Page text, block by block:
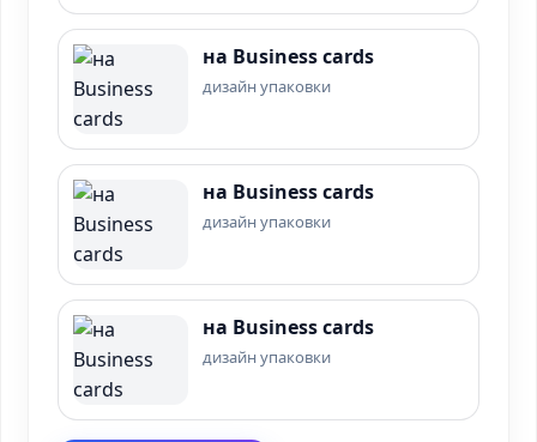
на Business cards
дизайн упаковки
на Business cards
дизайн упаковки
на Business cards
дизайн упаковки